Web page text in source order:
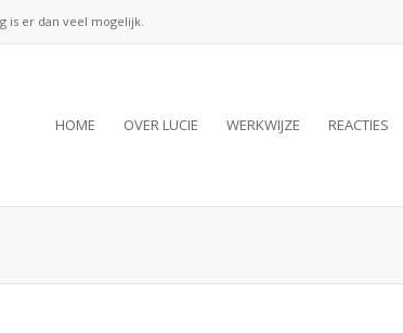
is er dan veel mogelijk.
HOME OVER LUCIE WERKWIJZE REACTIES